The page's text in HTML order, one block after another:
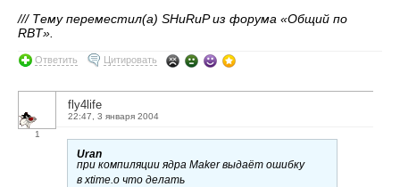
/// Тему переместил(а) SHuRuP из форума «Общий по
RBT».
Ответить Цитировать
1
fly4life
22:47, 3 января 2004
Uran
при компиляции ядра Maker выдаёт ошибку
в xtime.o что делать